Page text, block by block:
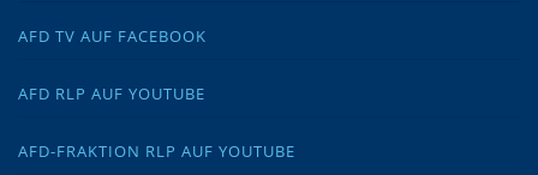
AFD TV AUF FACEBOOK
AFD RLP AUF YOUTUBE
AFD-FRAKTION RLP AUF YOUTUBE